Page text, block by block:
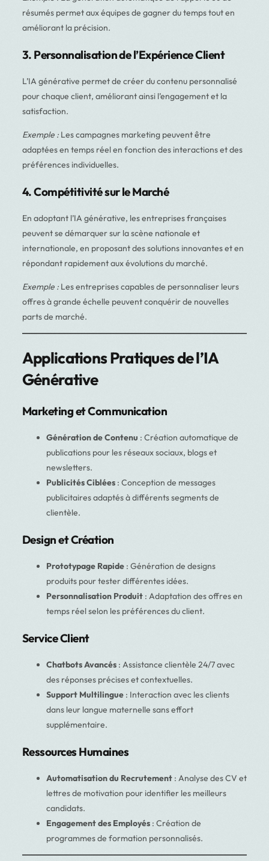
résumés permet aux équipes de gagner du temps tout en
améliorant la précision.
3. Personnalisation de l’Expérience Client
L’IA générative permet de créer du contenu personnalisé
pour chaque client, améliorant ainsi l’engagement et la
satisfaction.
Exemple :Les campagnes marketing peuvent être
adaptées en temps réel en fonction des interactions et des
préférences individuelles.
4. Compétitivité sur le Marché
En adoptant l’IA générative, les entreprises françaises
peuvent se démarquer sur la scène nationale et
internationale, en proposant des solutions innovantes et en
répondant rapidement aux évolutions du marché.
Exemple :Les entreprises capables de personnaliser leurs
offres à grande échelle peuvent conquérir de nouvelles
parts de marché.
Applications Pratiques de l’IA
Générative
Marketing et Communication
Génération de Contenu : Création automatique de
publications pour les réseaux sociaux, blogs et
newsletters.
Publicités Ciblées: Conception de messages
publicitaires adaptés à différents segments de
clientèle.
Design et Création
Prototypage Rapide: Génération de designs
produits pour tester différentes idées.
Personnalisation Produit: Adaptation des offres en
temps réel selon les préférences du client.
Service Client
Chatbots Avancés: Assistance clientèle 24/7 avec
des réponses précises et contextuelles.
Support Multilingue: Interaction avec les clients
dans leur langue maternelle sans effort
supplémentaire.
Ressources Humaines
Automatisation du Recrutement: Analyse des CV et
lettres de motivation pour identifier les meilleurs
candidats.
Engagement des Employés: Création de
programmes de formation personnalisés.